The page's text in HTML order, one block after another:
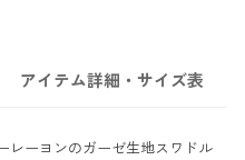
アイテム詳細・サイズ表
レーヨンのガーゼ生地スワドル